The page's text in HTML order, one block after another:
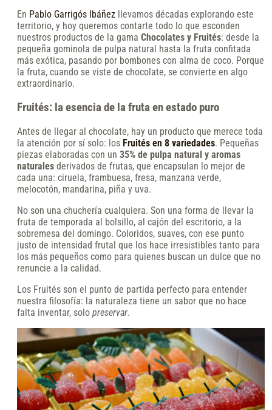
En Pablo Garrigós Ibáñez llevamos décadas explorando este
territorio, y hoy queremos contarte todo lo que esconden
nuestros productos de la gama Chocolates y Fruités: desde la
pequeña gominola de pulpa natural hasta la fruta confitada
más exótica, pasando por bombones con alma de coco. Porque
la fruta, cuando se viste de chocolate, se convierte en algo
extraordinario.
Fruités: la esencia de la fruta en estado puro
Antes de llegar al chocolate, hay un producto que merece toda
la atención por sí solo: los Fruités en 8 variedades. Pequeñas
piezas elaboradas con un 35% de pulpa natural y aromas
naturales derivados de frutas, que encapsulan lo mejor de
cada una: ciruela, frambuesa, fresa, manzana verde,
melocotón, mandarina, piña y uva.
No son una chuchería cualquiera. Son una forma de llevar la
fruta de temporada al bolsillo, al cajón del escritorio, a la
sobremesa del domingo. Coloridos, suaves, con ese punto
justo de intensidad frutal que los hace irresistibles tanto para
los más pequeños como para quienes buscan un dulce que no
renuncie a la calidad.
Los Fruités son el punto de partida perfecto para entender
nuestra filosofía: la naturaleza tiene un sabor que no hace
falta inventar, solo preservar.